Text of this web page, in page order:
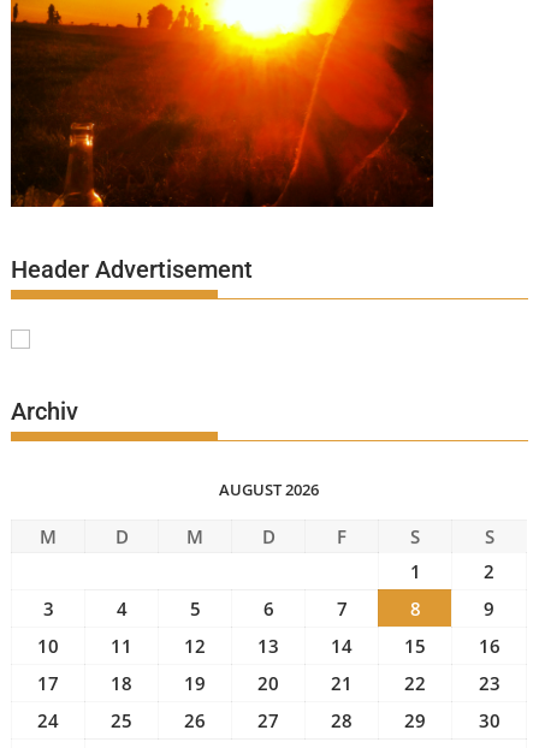
Header Advertisement
Archiv
AUGUST 2026
M D M D F S
S
1
2
3
4 5 6 7 8
9
10
11 12 13 14 15
16
17
18 19 20 21 22
23
24
25 26 27 28 29
30